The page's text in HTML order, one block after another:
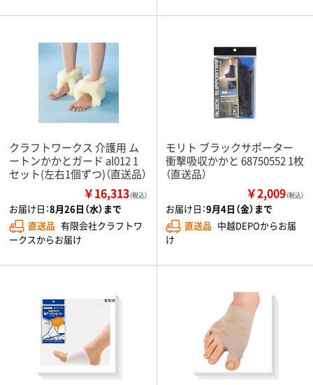
クラフトワークス 介護用 ム
ートンかかとガード al012 1
セット(左右1個ずつ)（直送品）
￥16,313（税込）
お届け日：8月26日（水）まで
直送品 有限会社クラフトワ
ークスからお届け
モリト ブラックサポーター
衝撃吸収かかと 68750552 1枚
（直送品）
￥2,009（税込）
お届け日：9月4日（金）まで
直送品 中越DEPOからお届
け